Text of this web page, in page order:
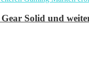
Solid und